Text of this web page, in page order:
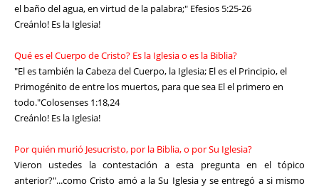
el baño del agua, en virtud de la palabra;" Efesios 5:25-26
Creánlo! Es la Iglesia!
Qué es el Cuerpo de Cristo? Es la Iglesia o es la Biblia?
"El es también la Cabeza del Cuerpo, la Iglesia; El es el Principio, el
Primogénito de entre los muertos, para que sea El el primero en
todo."Colosenses 1:18,24
Creánlo! Es la Iglesia!
Por quién murió Jesucristo, por la Biblia, o por Su Iglesia?
Vieron ustedes la contestación a esta pregunta en el tópico
anterior?"...como Cristo amó a la Su Iglesia y se entregó a si mismo